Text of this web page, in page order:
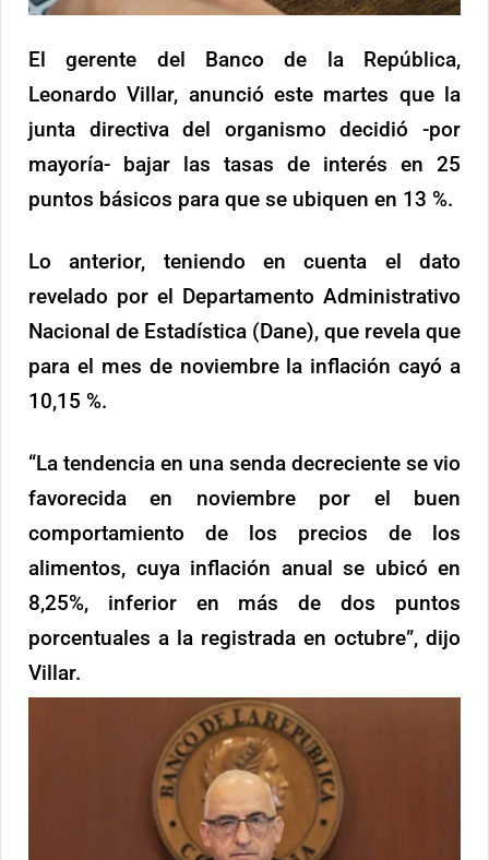
El gerente del Banco de la República,
Leonardo Villar, anunció este martes que la
junta directiva del organismo decidió -por
mayoría- bajar las tasas de interés en 25
puntos básicos para que se ubiquen en 13 %.
Lo anterior, teniendo en cuenta el dato
revelado por el Departamento Administrativo
Nacional de Estadística (Dane), que revela que
para el mes de noviembre la inflación cayó a
10,15 %.
“La tendencia en una senda decreciente se vio
favorecida en noviembre por el buen
comportamiento de los precios de los
alimentos, cuya inflación anual se ubicó en
8,25%, inferior en más de dos puntos
porcentuales a la registrada en octubre”, dijo
Villar.